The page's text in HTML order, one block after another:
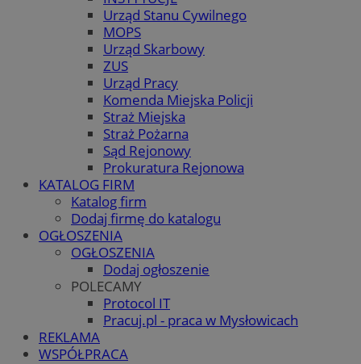
Urząd Stanu Cywilnego
MOPS
Urząd Skarbowy
ZUS
Urząd Pracy
Komenda Miejska Policji
Straż Miejska
Straż Pożarna
Sąd Rejonowy
Prokuratura Rejonowa
KATALOG FIRM
Katalog firm
Dodaj firmę do katalogu
OGŁOSZENIA
OGŁOSZENIA
Dodaj ogłoszenie
POLECAMY
Protocol IT
Pracuj.pl - praca w Mysłowicach
REKLAMA
WSPÓŁPRACA